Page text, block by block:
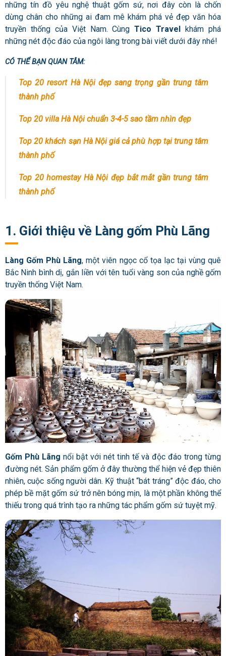
những tín đồ yêu nghệ thuật gốm sứ, nơi đây còn là chốn
dừng chân cho những ai đam mê khám phá vẻ đẹp văn hóa
truyền thống của Việt Nam. CùngTico Travel khám phá
những nét độc đáo của ngôi làng trong bài viết dưới đây nhé!
CÓ THỂ BẠN QUAN TÂM:
Top 20 resort Hà Nội đẹp sang trọng gần trung tâm
thành phố
Top 20 villa Hà Nội chuẩn 3-4-5 sao tầm nhìn đẹp
Top 20 khách sạn Hà Nội giá cả phù hợp tại trung tâm
thành phố
Top 20 homestay Hà Nộiđẹp bắt mắt gần trung tâm
thành phố
1. Giới thiệu về Làng gốm Phù Lãng
Làng Gốm Phù Lãng, một viên ngọc cổ tọa lạc tại vùng quê
Bắc Ninh bình dị, gắn liền với tên tuổi vàng son của nghề gốm
truyền thống Việt Nam.
Gốm Phù Lãng nổi bật với nét tinh tế và độc đáo trong từng
đường nét. Sản phẩm gốm ở đây thường thể hiện vẻ đẹp thiên
nhiên, cuộc sống người dân. Kỹ thuật “bát tráng” độc đáo, cho
phép bề mặt gốm sứ trở nên bóng mịn, là một phần không thể
thiếu trong quá trình tạo ra những tác phẩm gốm sứ tuyệt mỹ.